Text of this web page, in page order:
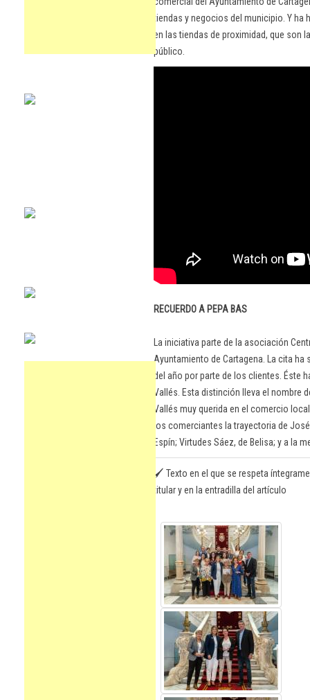
tiendas y negocios del municipio. Y
en las tiendas de proximidad, que son
público.
RECUERDO A PEPA BAS
La iniciativa parte de la asociación
Ayuntamiento de Cartagena. La cita
del año por parte de los clientes. Éste
Vallés. Esta distinción lleva el nombre
Vallés muy querida en el comercio
los comerciantes la trayectoria de
Espín; Virtudes Sáez, de Belisa; y a la
🖌️ Texto en el que se respeta
titular y en la entradilla del artículo